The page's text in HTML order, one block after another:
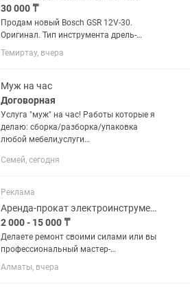
30 000 ₸
Продам новый Bosch GSR 12V-30.
Оригинал. Тип инструмента дрель-
шуруповерт Тип патрона
быстрозажимной Количество
0.8 – 10 мм Максимальное число
оборотов холостого...
Темиртау, вчера
Муж на час
Договорная
Услуга "муж" на час! Работы которые я
делаю: сборка/разборка/упаковка
любой мебели,услуги
болгарки (навесить
т.д.).Мелкосрочный...
Семей, сегодня
Реклама
Аренда-прокат электроинструментов - TRADE ENERGY RENT
2 000 - 15 000 ₸
Делаете ремонт своими силами или вы
профессиональный мастер-
отделочник? Нет смысла тратить сотни
тысяч тенге на покупку дорогого
Алматы, вчера